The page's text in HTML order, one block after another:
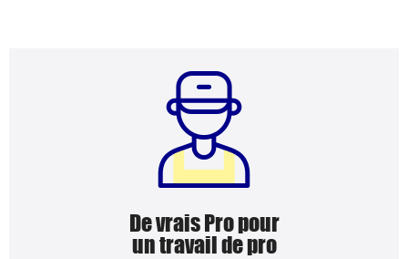
De vrais Pro pour
un travail de pro